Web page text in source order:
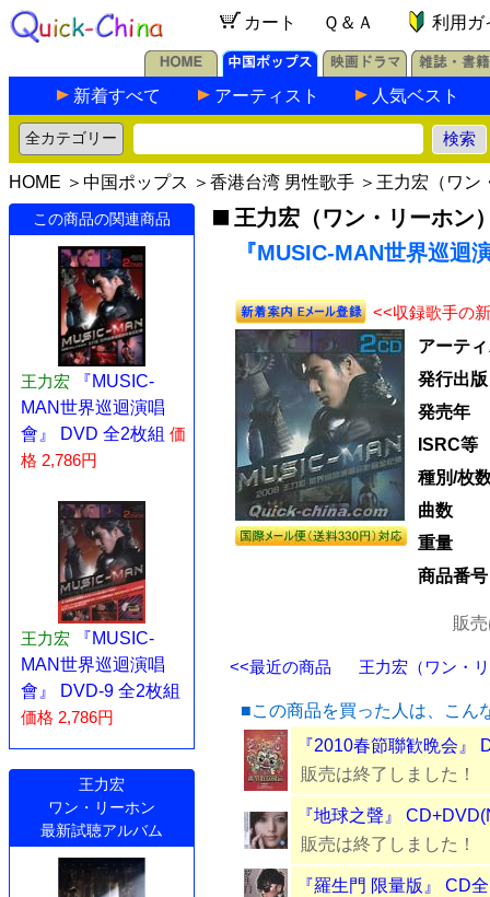
カート Ｑ＆Ａ 利用ガ
新着すべて アーティスト 人気ベスト
HOME ＞ 中国ポップス ＞ 香港台湾 男性歌手 ＞ 王力宏（ワン
この商品の関連商品
王力宏
『MUSIC-
MAN世界巡迴演唱
會』 DVD 全2枚組 価
格 2,786円
王力宏
『MUSIC-
MAN世界巡迴演唱
會』 DVD-9 全2枚組
価格 2,786円
王力宏
ワン・リーホン
最新試聴アルバム
王力宏（ワン・リーホン
『MUSIC-MAN世界巡迴
<<収録歌手の
アーテ
発行出版
発売年
ISRC等
種別/枚
曲数
重量
商品番号
販
<<最近の商品 王力宏（ワン・
■この商品を買った人は、こん
『2010春節聯歓晩会』
販売は終了しました！
『地球之聲』
販売は終了しました！
『羅生門 限量版』 CD